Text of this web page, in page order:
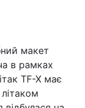
макет
в рамках
TF-X має